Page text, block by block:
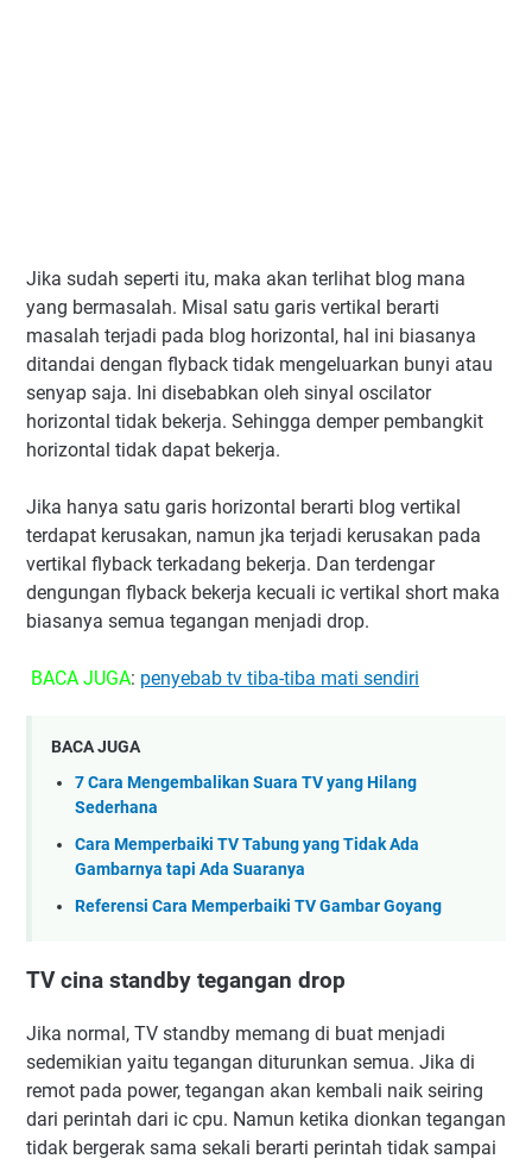
Jika sudah seperti itu, maka akan terlihat blog mana
yang bermasalah. Misal satu garis vertikal berarti
masalah terjadi pada blog horizontal, hal ini biasanya
ditandai dengan flyback tidak mengeluarkan bunyi atau
senyap saja. Ini disebabkan oleh sinyal oscilator
horizontal tidak bekerja. Sehingga demper pembangkit
horizontal tidak dapat bekerja.
Jika hanya satu garis horizontal berarti blog vertikal
terdapat kerusakan, namun jka terjadi kerusakan pada
vertikal flyback terkadang bekerja. Dan terdengar
dengungan flyback bekerja kecuali ic vertikal short maka
biasanya semua tegangan menjadi drop.
BACA JUGA: penyebab tv tiba-tiba mati sendiri
BACA JUGA
7 Cara Mengembalikan Suara TV yang Hilang
Sederhana
Cara Memperbaiki TV Tabung yang Tidak Ada
Gambarnya tapi Ada Suaranya
Referensi Cara Memperbaiki TV Gambar Goyang
TV cina standby tegangan drop
Jika normal, TV standby memang di buat menjadi
sedemikian yaitu tegangan diturunkan semua. Jika di
remot pada power, tegangan akan kembali naik seiring
dari perintah dari ic cpu. Namun ketika dionkan tegangan
tidak bergerak sama sekali berarti perintah tidak sampai